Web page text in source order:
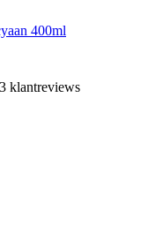
400ml
klantreviews